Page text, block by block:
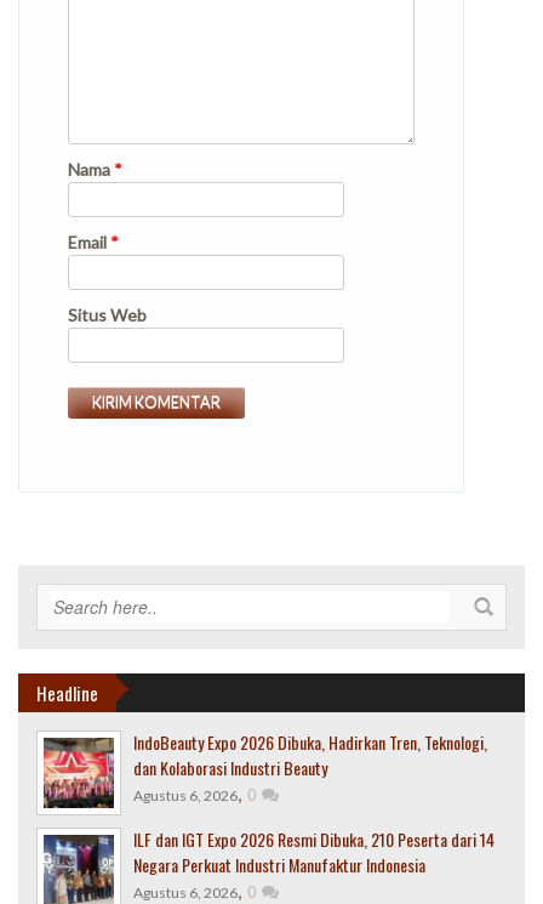
Nama *
Email *
Situs Web
Headline
IndoBeauty Expo 2026 Dibuka, Hadirkan Tren, Teknologi,
dan Kolaborasi Industri Beauty
Agustus 6, 2026, 0
ILF dan IGT Expo 2026 Resmi Dibuka, 210 Peserta dari 14
Negara Perkuat Industri Manufaktur Indonesia
Agustus 6, 2026, 0